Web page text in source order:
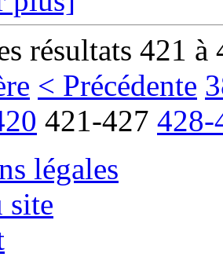
résultats 421 à
< Précédente
421-427 428-
légales
site